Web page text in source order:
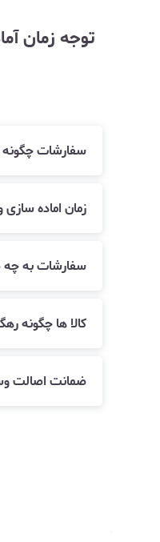
سفارشات چگونه
زمان اماده
سفارشات به چه
کالا ها چگونه
ضمانت اصالت